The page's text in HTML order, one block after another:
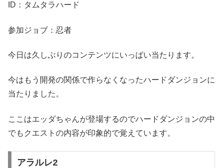
ID：タムタラハード
参加ジョブ：忍者
今日は久しぶりのコンテンツにいっぱい当たります。
今はもう開発の関係で作らなくなったハードダンジョンに
当たりました。
ここはエッダちゃんが登場するのでハードダンジョンの中
でもクエストの内容が印象的で覚えています。
アラルレ2